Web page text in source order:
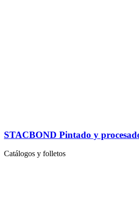
STACBOND Pintado y
Catálogos y folletos